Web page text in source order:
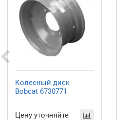
Колесный диск
Bobcat 6730771
Цену уточняйте